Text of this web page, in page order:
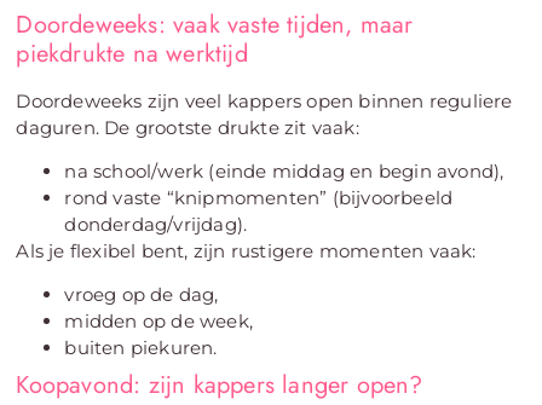
Doordeweeks: vaak vaste tijden, maar
piekdrukte na werktijd
Doordeweeks zijn veel kappers open binnen reguliere
daguren. De grootste drukte zit vaak:
na school/werk (einde middag en begin avond),
rond vaste “knipmomenten” (bijvoorbeeld
donderdag/vrijdag).
Als je flexibel bent, zijn rustigere momenten vaak:
vroeg op de dag,
midden op de week,
buiten piekuren.
Koopavond: zijn kappers langer open?